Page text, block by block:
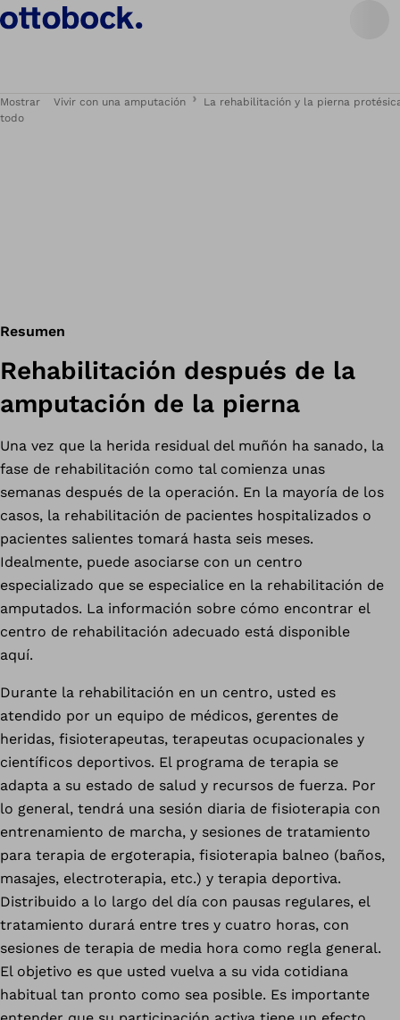
Mostrar
todo
Vivir con una amputación La rehabilitación y la pierna
Resumen
Rehabilitación después de la
amputación de la pierna
Una vez que la herida residual del muñón ha sanado, la
fase de rehabilitación como tal comienza unas
semanas después de la operación. En la mayoría de los
casos, la rehabilitación de pacientes hospitalizados o
pacientes salientes tomará hasta seis meses.
Idealmente, puede asociarse con un centro
especializado que se especialice en la rehabilitación de
amputados. La información sobre cómo encontrar el
centro de rehabilitación adecuado está disponible
aquí.
Durante la rehabilitación en un centro, usted es
atendido por un equipo de médicos, gerentes de
heridas, fisioterapeutas, terapeutas ocupacionales y
científicos deportivos. El programa de terapia se
adapta a su estado de salud y recursos de fuerza. Por
lo general, tendrá una sesión diaria de fisioterapia con
entrenamiento de marcha, y sesiones de tratamiento
para terapia de ergoterapia, fisioterapia balneo (baños,
masajes, electroterapia, etc.) y terapia deportiva.
Distribuido a lo largo del día con pausas regulares, el
tratamiento durará entre tres y cuatro horas, con
sesiones de terapia de media hora como regla general.
El objetivo es que usted vuelva a su vida cotidiana
habitual tan pronto como sea posible. Es importante